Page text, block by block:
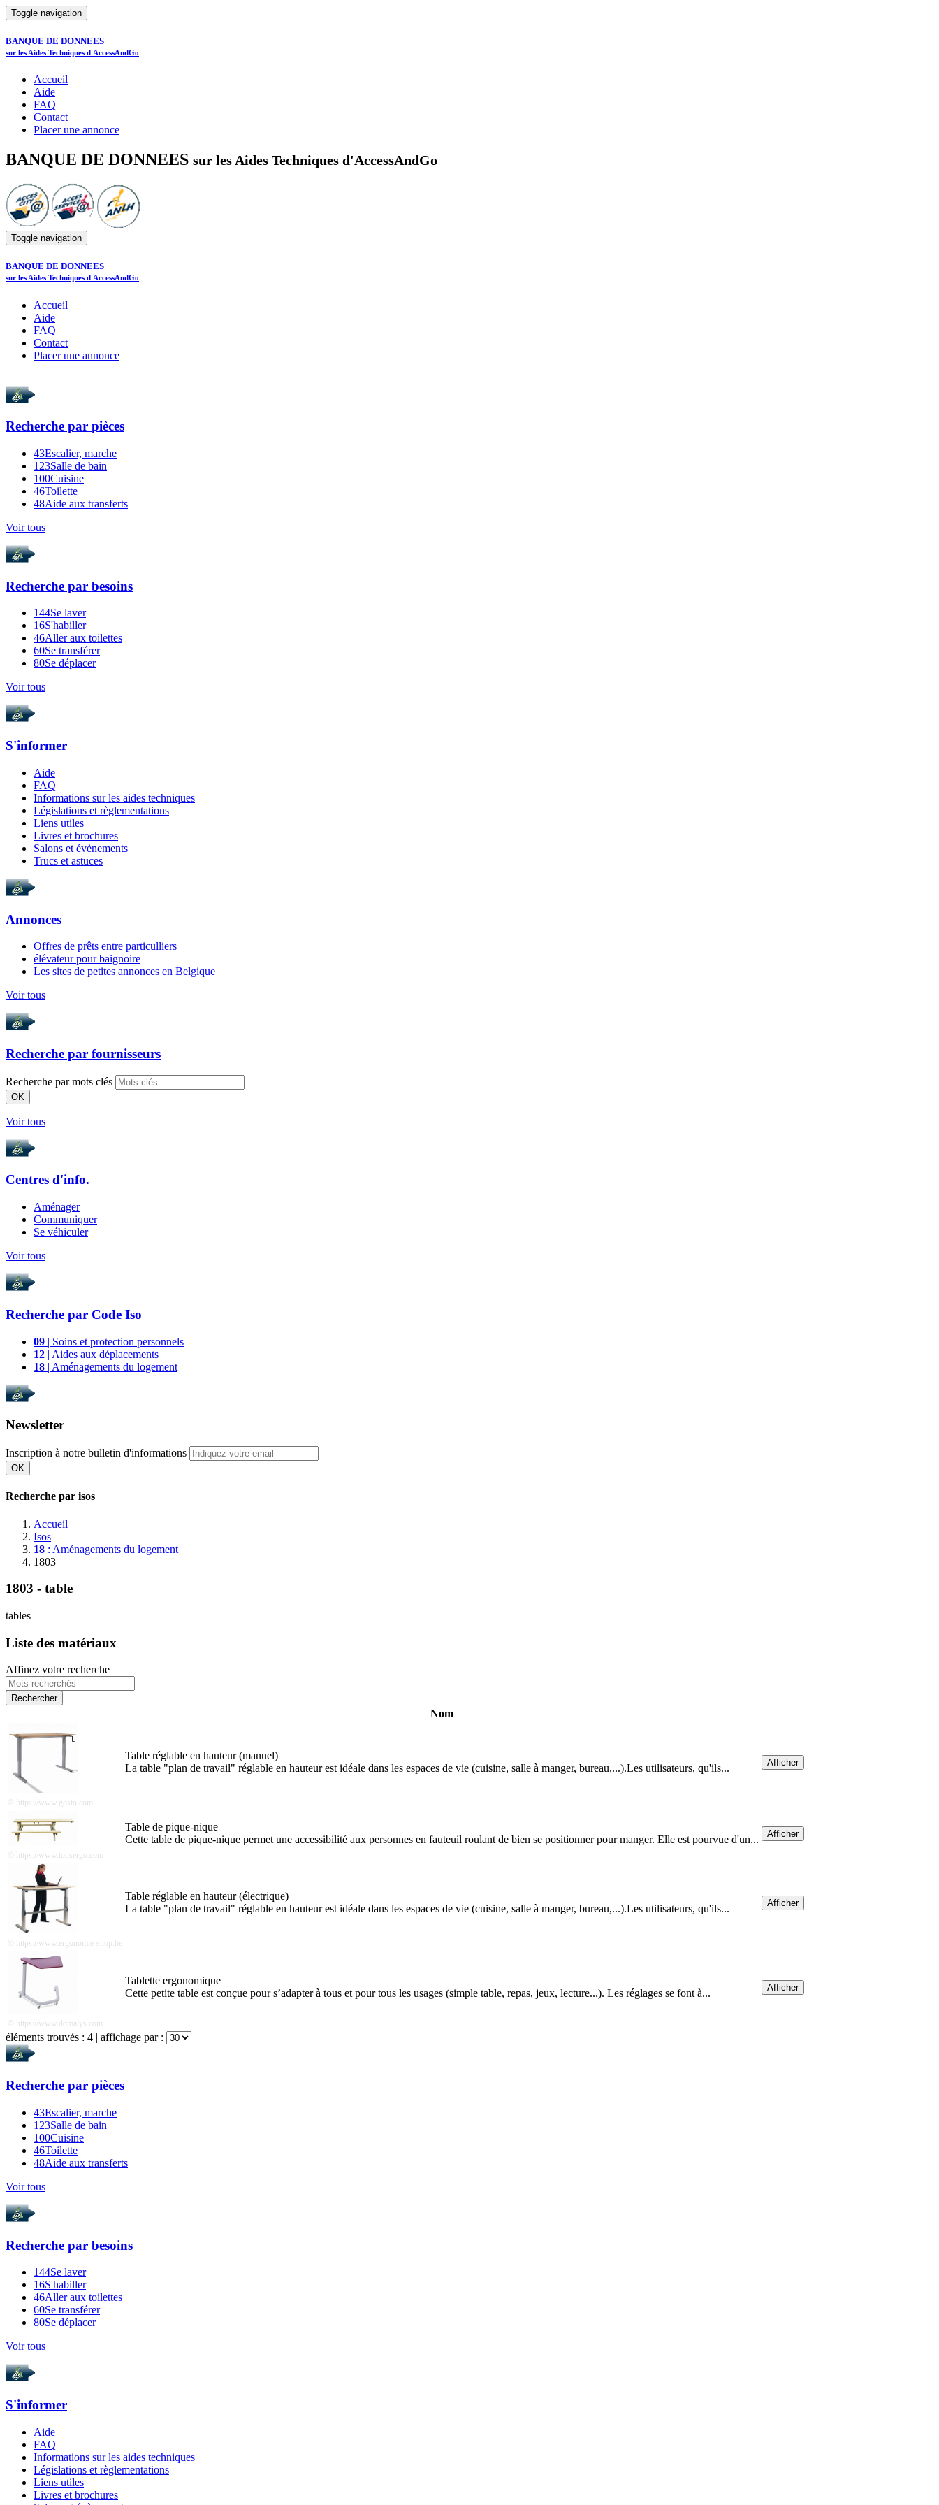
Toggle navigation
BANQUE DE DONNEES
sur les Aides Techniques d'AccessAndGo
Accueil
Aide
FAQ
Contact
Placer une annonce
BANQUE DE DONNEES sur les Aides Techniques d'AccessAndGo
Toggle navigation
BANQUE DE DONNEES
sur les Aides Techniques d'AccessAndGo
Accueil
Aide
FAQ
Contact
Placer une annonce
Recherche par pièces
43Escalier, marche
123Salle de bain
100Cuisine
46Toilette
48Aide aux transferts
Voir tous
Recherche par besoins
144Se laver
16S'habiller
46Aller aux toilettes
60Se transférer
80Se déplacer
Voir tous
S'informer
Aide
FAQ
Informations sur les aides techniques
Législations et règlementations
Liens utiles
Livres et brochures
Salons et évènements
Trucs et astuces
Annonces
Offres de prêts entre particulliers
élévateur pour baignoire
Les sites de petites annonces en Belgique
Voir tous
Recherche par fournisseurs
Recherche par mots clés
OK
Voir tous
Centres d'info.
Aménager
Communiquer
Se véhiculer
Voir tous
Recherche par Code Iso
09 | Soins et protection personnels
12 | Aides aux déplacements
18 | Aménagements du logement
Newsletter
Inscription à notre bulletin d'informations
OK
Recherche par isos
Accueil
Isos
18 : Aménagements du logement
1803
1803 - table
tables
Liste des matériaux
Affinez votre recherche
Nom
© https://www.gosto.com
Table réglable en hauteur (manuel)
La table "plan de travail" réglable en hauteur est idéale dans les espaces de vie (cuisine, salle à manger, bureau,...).Les utilisateurs, qu'ils...
Afficher
© https://www.tousergo.com
Table de pique-nique
Cette table de pique-nique permet une accessibilité aux personnes en fauteuil roulant de bien se positionner pour manger. Elle est pourvue d'un...
Afficher
© https://www.ergonomie-shop.be
Table réglable en hauteur (électrique)
La table "plan de travail" réglable en hauteur est idéale dans les espaces de vie (cuisine, salle à manger, bureau,...).Les utilisateurs, qu'ils...
Afficher
© https://www.domalys.com
Tablette ergonomique
Cette petite table est conçue pour s’adapter à tous et pour tous les usages (simple table, repas, jeux, lecture...). Les réglages se font à...
Afficher
éléments trouvés : 4 | affichage par :
Recherche par pièces
43Escalier, marche
123Salle de bain
100Cuisine
46Toilette
48Aide aux transferts
Voir tous
Recherche par besoins
144Se laver
16S'habiller
46Aller aux toilettes
60Se transférer
80Se déplacer
Voir tous
S'informer
Aide
FAQ
Informations sur les aides techniques
Législations et règlementations
Liens utiles
Livres et brochures